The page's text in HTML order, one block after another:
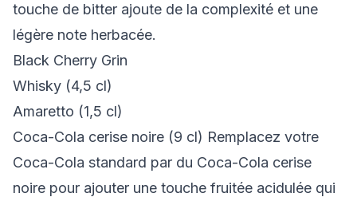
touche de bitter ajoute de la complexité et une
légère note herbacée.
Black Cherry Grin
Whisky (4,5 cl)
Amaretto (1,5 cl)
Coca-Cola cerise noire (9 cl) Remplacez votre
Coca-Cola standard par du Coca-Cola cerise
noire pour ajouter une touche fruitée acidulée qui